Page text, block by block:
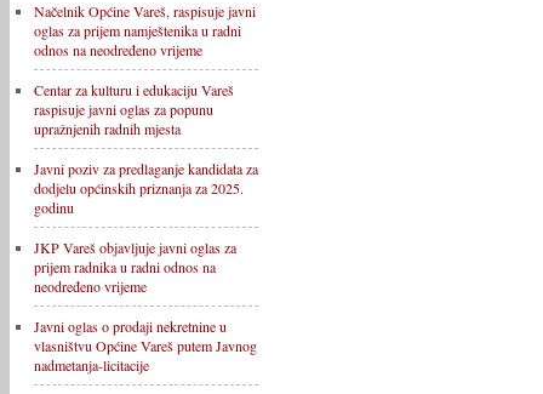
Načelnik Općine Vareš, raspisuje javni
oglas za prijem namještenika u radni
odnos na neodređeno vrijeme
Centar za kulturu i edukaciju Vareš
raspisuje javni oglas za popunu
upražnjenih radnih mjesta
Javni poziv za predlaganje kandidata za
dodjelu općinskih priznanja za 2025.
godinu
JKP Vareš objavljuje javni oglas za
prijem radnika u radni odnos na
neodređeno vrijeme
Javni oglas o prodaji nekretnine u
vlasništvu Općine Vareš putem Javnog
nadmetanja-licitacije